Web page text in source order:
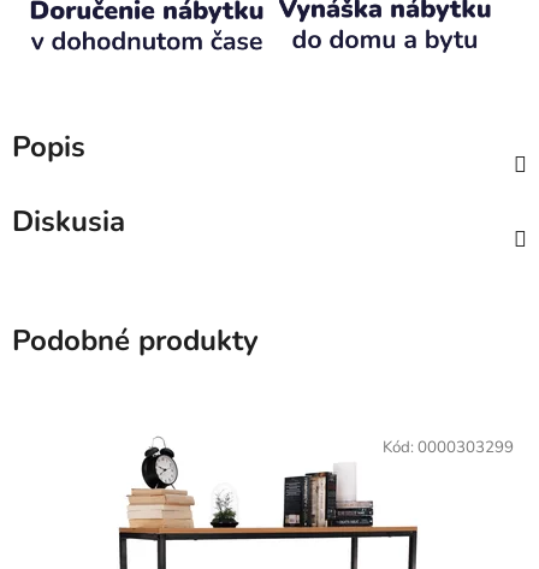
Popis
Diskusia
Podobné produkty
Kód: 0000303299